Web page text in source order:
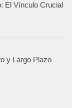
El Vínculo Crucial
y Largo Plazo